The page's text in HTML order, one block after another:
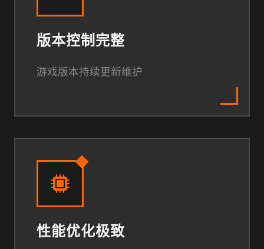
版本控制完整
游戏版本持续更新维护
性能优化极致